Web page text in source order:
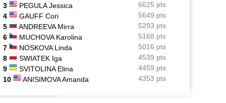
US Open
Les amoureux Monfils et Svitolina ensemble pour le
double mixte ?
3
PEGULA Jessica
6625 pts
4
GAUFF Cori
5649 pts
5
ANDREEVA Mirra
5293 pts
6
MUCHOVA Karolina
5168 pts
7
NOSKOVA Linda
5016 pts
8
SWIATEK Iga
4539 pts
9
SVITOLINA Elina
4459 pts
10
ANISIMOVA Amanda 4353 pts